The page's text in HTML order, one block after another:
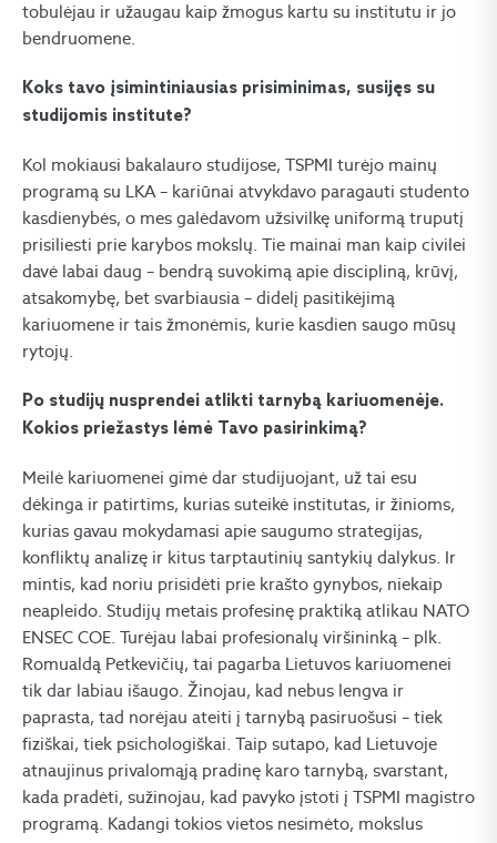
tobulėjau ir užaugau kaip žmogus kartu su institutu ir jo
bendruomene.
Koks tavo įsimintiniausias prisiminimas, susijęs su
studijomis institute?
Kol mokiausi bakalauro studijose, TSPMI turėjo mainų
programą su LKA – kariūnai atvykdavo paragauti studento
kasdienybės, o mes galėdavom užsivilkę uniformą truputį
prisiliesti prie karybos mokslų. Tie mainai man kaip civilei
davė labai daug – bendrą suvokimą apie discipliną, krūvį,
atsakomybę, bet svarbiausia – didelį pasitikėjimą
kariuomene ir tais žmonėmis, kurie kasdien saugo mūsų
rytojų.
Po studijų nusprendei atlikti tarnybą kariuomenėje.
Kokios priežastys lėmė Tavo pasirinkimą?
Meilė kariuomenei gimė dar studijuojant, už tai esu
dėkinga ir patirtims, kurias suteikė institutas, ir žinioms,
kurias gavau mokydamasi apie saugumo strategijas,
konfliktų analizę ir kitus tarptautinių santykių dalykus. Ir
mintis, kad noriu prisidėti prie krašto gynybos, niekaip
neapleido. Studijų metais profesinę praktiką atlikau NATO
ENSEC COE. Turėjau labai profesionalų viršininką – plk.
Romualdą Petkevičių, tai pagarba Lietuvos kariuomenei
tik dar labiau išaugo. Žinojau, kad nebus lengva ir
paprasta, tad norėjau ateiti į tarnybą pasiruošusi – tiek
fiziškai, tiek psichologiškai. Taip sutapo, kad Lietuvoje
atnaujinus privalomąją pradinę karo tarnybą, svarstant,
kada pradėti, sužinojau, kad pavyko įstoti į TSPMI magistro
programą. Kadangi tokios vietos nesimėto, mokslus